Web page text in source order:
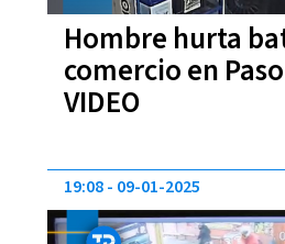
Hombre hurta
comercio en
VIDEO
19:08 09-01-2025